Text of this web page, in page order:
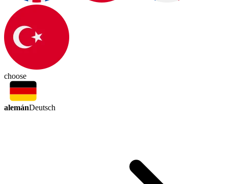
choose
alemánDeutsch